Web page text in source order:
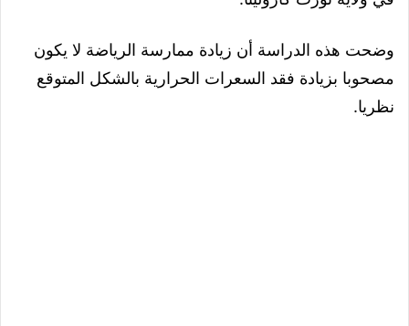
وضحت هذه الدراسة أن زيادة ممارسة الرياضة لا يكون
مصحوبا بزيادة فقد السعرات الحرارية بالشكل المتوقع
نظريا.